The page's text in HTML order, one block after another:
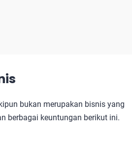
bukan merupakan bisnis yang
berbagai keuntungan berikut ini.